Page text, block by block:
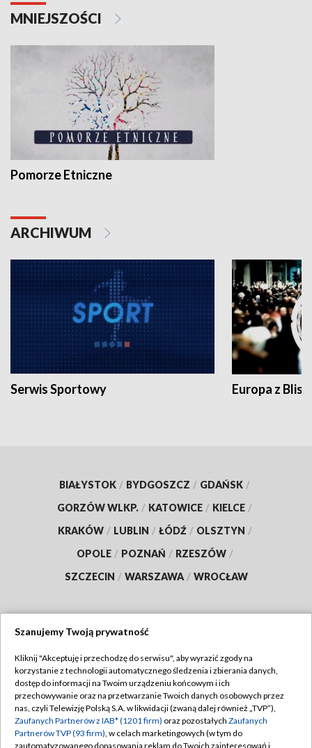
MNIEJSZOŚCI
Pomorze Etniczne
ARCHIWUM
Serwis Sportowy Europa z
BIAŁYSTOK / BYDGOSZCZ / GDAŃSK /
GORZÓW WLKP. / KATOWICE / KIELCE /
KRAKÓW / LUBLIN / ŁÓDŹ / OLSZTYN /
OPOLE / POZNAŃ / RZESZÓW /
SZCZECIN / WARSZAWA / WROCŁAW
TVP
Abonament TVP
Emisja w TVP
Centrum informacji TVP
Regulamin TVP
Polityka prywatności
Moje zgody
Szanujemy Twoją prywatność
Kliknij "Akceptuję i przechodzę do serwisu", aby wyrazić zgody na
korzystanie z technologii automatycznego śledzenia i zbierania danych,
dostęp do informacji na Twoim urządzeniu końcowym i ich
przechowywanie oraz na przetwarzanie Twoich danych osobowych przez
nas, czyli Telewizję Polską S.A. w likwidacji (zwaną dalej również „TVP”),
Zaufanych Partnerów z IAB* (1201 firm) oraz pozostałych Zaufanych
Partnerów TVP (93 firm), w celach marketingowych (w tym do
zautomatyzowanego dopasowania reklam do Twoich zainteresowań i